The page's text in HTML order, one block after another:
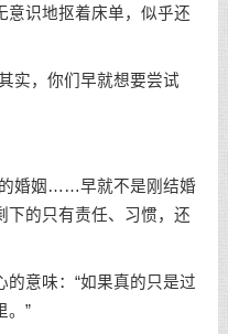
意识地抠着床单，似乎还
实，你们早就想要尝试
的婚姻……早就不是刚结婚
下的只有责任、习惯，还
意味：“如果真的只是过
。”